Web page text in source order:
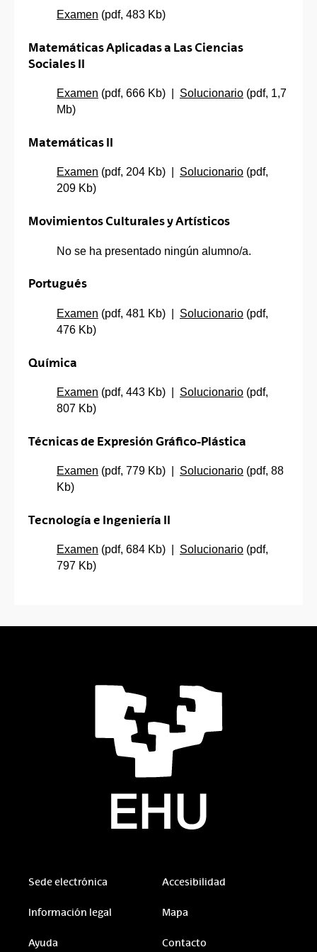
Examen (pdf, 483 Kb)
Matemáticas Aplicadas a Las Ciencias
Sociales II
Examen (pdf, 666 Kb) | Solucionario (pdf, 1,7
Mb)
Matemáticas II
Examen (pdf, 204 Kb) | Solucionario (pdf,
209 Kb)
Movimientos Culturales y Artísticos
No se ha presentado ningún alumno/a.
Portugués
Examen (pdf, 481 Kb) | Solucionario (pdf,
476 Kb)
Química
Examen (pdf, 443 Kb) | Solucionario (pdf,
807 Kb)
Técnicas de Expresión Gráfico-Plástica
Examen (pdf, 779 Kb) | Solucionario (pdf, 88
Kb)
Tecnología e Ingeniería II
Examen (pdf, 684 Kb) | Solucionario (pdf,
797 Kb)
Sede electrónica Accesibilidad
Información legal Mapa
Ayuda Contacto